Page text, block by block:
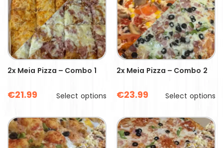
2x Meia Pizza – Combo 1
€21.99 Select options
2x Meia Pizza – Combo 2
€23.99 Select options